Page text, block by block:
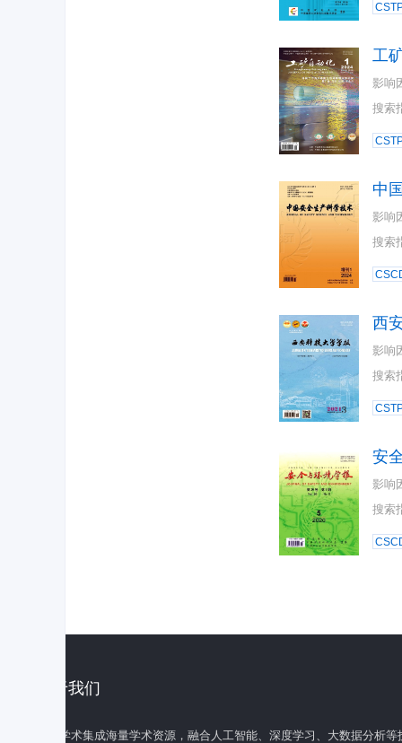
工
影响
搜索
中
影响
搜索
西
影响
搜索
安
影响
搜索
关于我们
百度学术集成海量学术资源，融合人工智能、深度学习、大数据分析